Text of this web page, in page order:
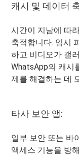
캐시 및 데이터
시간이 지남에 따
축적합니다. 임시
하고 비디오가 갤
WhatsApp의 캐시
제를 해결하는 데
타사 보안 앱:
일부 보안 또는 바
액세스 기능을 방